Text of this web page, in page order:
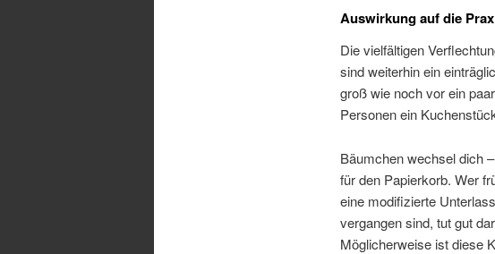
Auswirkung auf die
Die vielfältigen
sind weiterhin ein
groß wie noch vor ein
Personen ein
Bäumchen wechsel dich
für den Papierkorb. Wer
eine modifizierte
vergangen sind, tut gut
Möglicherweise ist diese